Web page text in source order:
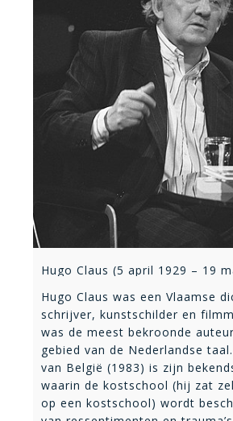
Hugo Claus (5 april 1929 – 19
Hugo Claus was een Vlaamse
schrijver, kunstschilder en
was de meest bekroonde
gebied van de Nederlandse
van België (1983) is zijn
waarin de kostschool (hij zat
op een kostschool) wordt